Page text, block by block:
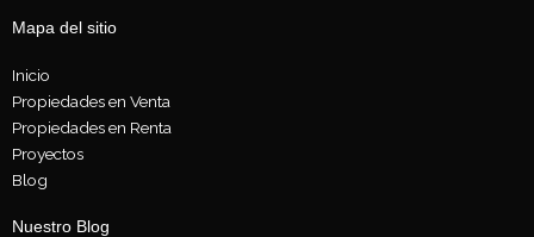
Mapa del sitio
Inicio
Propiedades en Venta
Propiedades en Renta
Proyectos
Blog
Nuestro Blog